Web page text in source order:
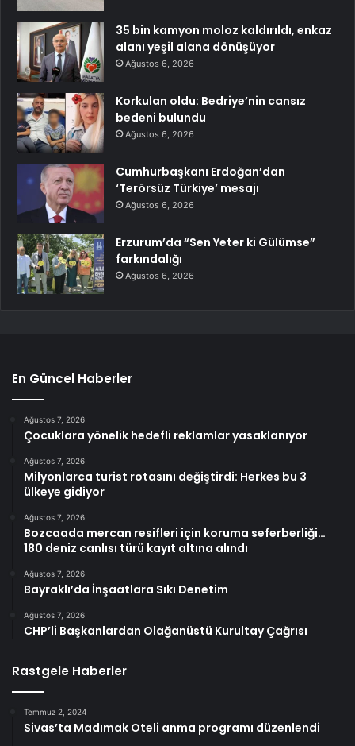
35 bin kamyon moloz kaldırıldı, enkaz
alanı yeşil alana dönüşüyor
Ağustos 6, 2026
Korkulan oldu: Bedriye’nin cansız
bedeni bulundu
Ağustos 6, 2026
Cumhurbaşkanı Erdoğan’dan
‘Terörsüz Türkiye’ mesajı
Ağustos 6, 2026
Erzurum’da “Sen Yeter ki Gülümse”
farkındalığı
Ağustos 6, 2026
En Güncel Haberler
Ağustos 7, 2026
Çocuklara yönelik hedefli reklamlar yasaklanıyor
Ağustos 7, 2026
Milyonlarca turist rotasını değiştirdi: Herkes bu 3
ülkeye gidiyor
Ağustos 7, 2026
Bozcaada mercan resifleri için koruma seferberliği…
180 deniz canlısı türü kayıt altına alındı
Ağustos 7, 2026
Bayraklı’da İnşaatlara Sıkı Denetim
Ağustos 7, 2026
CHP’li Başkanlardan Olağanüstü Kurultay Çağrısı
Rastgele Haberler
Temmuz 2, 2024
Sivas’ta Madımak Oteli anma programı düzenlendi